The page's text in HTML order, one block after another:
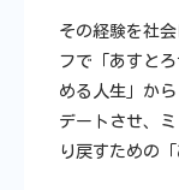
その経験を社
フで「あすと
める人生」か
デートさせ、
り戻すための